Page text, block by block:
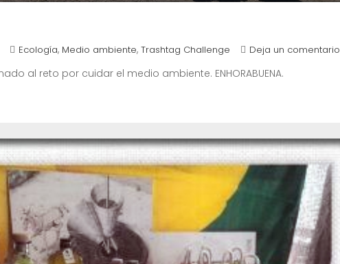
Ecología, Medio ambiente, Trashtag Challenge Deja un comentario
al reto por cuidar el medio ambiente. ENHORABUENA.